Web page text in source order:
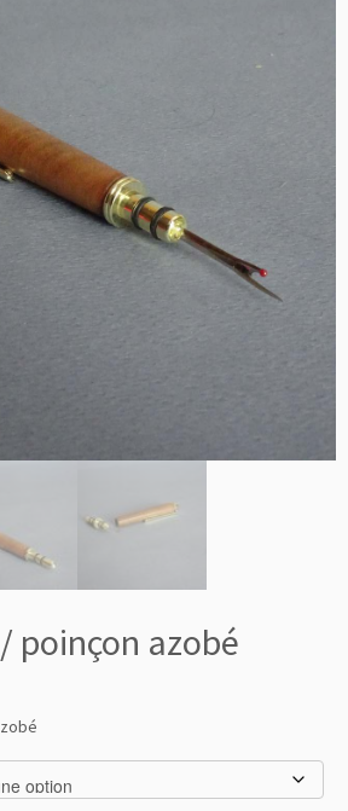
poinçon azobé